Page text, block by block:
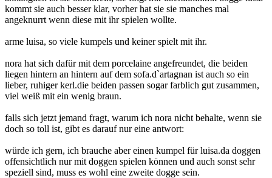
kommt sie auch besser klar, vorher hat sie sie manches mal
angeknurrt wenn diese mit ihr spielen wollte.
arme luisa, so viele kumpels und keiner spielt mit ihr.
nora hat sich dafür mit dem porcelaine angefreundet, die beiden
liegen hintern an hintern auf dem sofa.d`artagnan ist auch so ein
lieber, ruhiger kerl.die beiden passen sogar farblich gut zusammen,
viel weiß mit ein wenig braun.
falls sich jetzt jemand fragt, warum ich nora nicht behalte, wenn sie
doch so toll ist, gibt es darauf nur eine antwort:
würde ich gern, ich brauche aber einen kumpel für luisa.da doggen
offensichtlich nur mit doggen spielen können und auch sonst sehr
speziell sind, muss es wohl eine zweite dogge sein.